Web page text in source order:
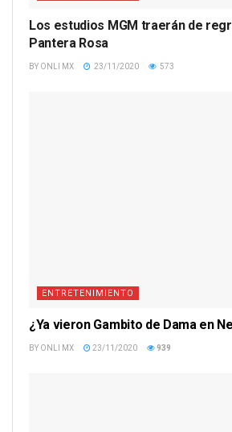
Los estudios MGM traerán de
Pantera Rosa
BY ONLI MX 23/11/2020 573
ENTRETENIMIENTO
¿Ya vieron Gambito de Dama en
BY ONLI MX 23/11/2020 939